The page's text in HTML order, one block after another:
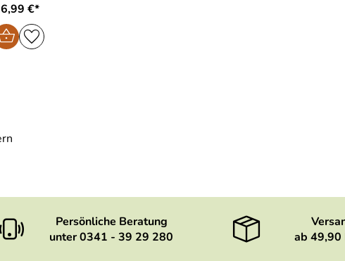
€*
Persönliche Beratung
unter 0341 - 39 29 280
ab 49,90